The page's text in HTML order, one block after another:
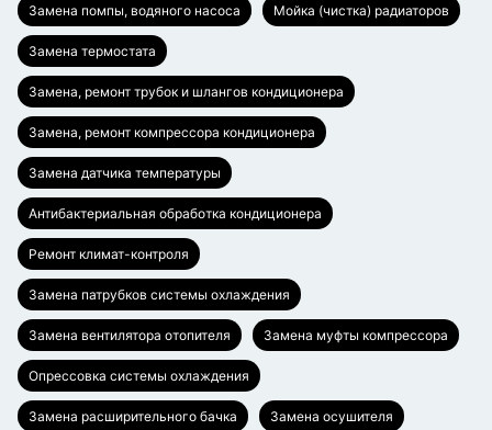
Замена помпы, водяного насоса Мойка (чистка) радиаторов
Замена термостата
Замена, ремонт трубок и шлангов кондиционера
Замена, ремонт компрессора кондиционера
Замена датчика температуры
Антибактериальная обработка кондиционера
Ремонт климат-контроля
Замена патрубков системы охлаждения
Замена вентилятора отопителя Замена муфты компрессора
Опрессовка системы охлаждения
Замена расширительного бачка Замена осушителя